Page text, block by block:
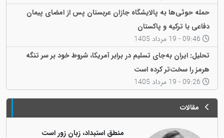
حمله حوثی‌ها به پالایشگاه جازان عربستان پس از امضای پیمان
دفاعی با ترکیه و پاکستان
تحلیل: ایران به‌جای تسلیم در برابر آمریکا، شروط خود بر سر تنگه
هرمز را سخت‌تر کرده است
مقالات
منطق استبداد، زبان زور است